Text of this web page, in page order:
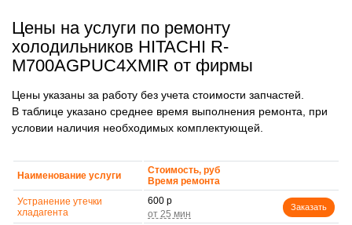
Цены на услуги по ремонту
холодильников HITACHI R-
M700AGPUC4XMIR от фирмы
Цены указаны за работу без учета стоимости запчастей.
В таблице указано среднее время выполнения ремонта, при
условии наличия необходимых комплектующей.
Наименование услуги
Стоимость, руб
Время ремонта
Устранение утечки
хладагента
600 р
Заказать